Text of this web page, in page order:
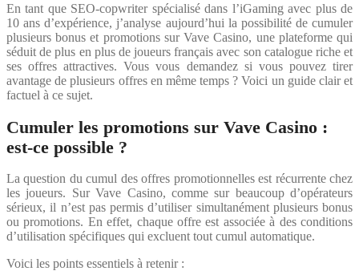
En tant que SEO-copwriter spécialisé dans l’iGaming avec plus de
10 ans d’expérience, j’analyse aujourd’hui la possibilité de cumuler
plusieurs bonus et promotions sur Vave Casino, une plateforme qui
séduit de plus en plus de joueurs français avec son catalogue riche et
ses offres attractives. Vous vous demandez si vous pouvez tirer
avantage de plusieurs offres en même temps ? Voici un guide clair et
factuel à ce sujet.
Cumuler les promotions sur Vave Casino :
est-ce possible ?
La question du cumul des offres promotionnelles est récurrente chez
les joueurs. Sur Vave Casino, comme sur beaucoup d’opérateurs
sérieux, il n’est pas permis d’utiliser simultanément plusieurs bonus
ou promotions. En effet, chaque offre est associée à des conditions
d’utilisation spécifiques qui excluent tout cumul automatique.
Voici les points essentiels à retenir :